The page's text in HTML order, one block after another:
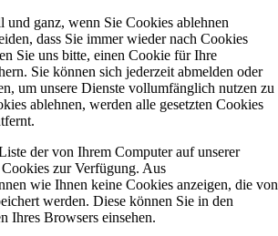
und ganz, wenn Sie Cookies ablehnen
dass Sie immer wieder nach Cookies
Sie uns bitte, einen Cookie für Ihre
Sie können sich jederzeit abmelden oder
um unsere Dienste vollumfänglich nutzen zu
ablehnen, werden alle gesetzten Cookies
der von Ihrem Computer auf unserer
zur Verfügung. Aus
wie Ihnen keine Cookies anzeigen, die von
werden. Diese können Sie in den
Ihres Browsers einsehen.